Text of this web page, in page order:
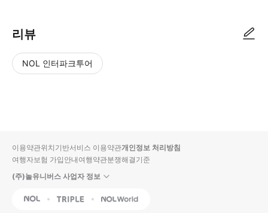
리뷰
NOL 인터파크투어
입니
다.
순
상
이용약관위치기반서비스 이용약관개인정보 처리방침
여행자보험 가입안내여행약관분쟁해결기준
(주)놀유니버스 사업자 정보
NOL Triple Interpark Global